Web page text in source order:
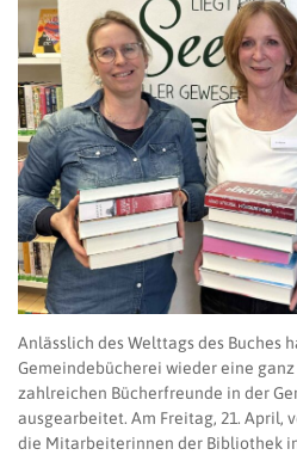
Anlässlich des Welttags des Buches
Gemeindebücherei wieder eine
zahlreichen Bücherfreunde in der
ausgearbeitet. Am Freitag, 21. April,
die Mitarbeiterinnen der Bibliothek